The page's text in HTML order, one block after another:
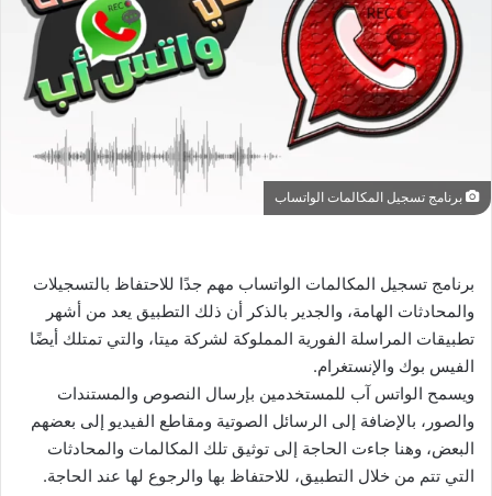
برنامج تسجيل المكالمات الواتساب
برنامج تسجيل المكالمات الواتساب مهم جدًا للاحتفاظ بالتسجيلات
والمحادثات الهامة، والجدير بالذكر أن ذلك التطبيق يعد من أشهر
تطبيقات المراسلة الفورية المملوكة لشركة ميتا، والتي تمتلك أيضًا
الفيس بوك والإنستغرام.
ويسمح الواتس آب للمستخدمين بإرسال النصوص والمستندات
والصور، بالإضافة إلى الرسائل الصوتية ومقاطع الفيديو إلى بعضهم
البعض، وهنا جاءت الحاجة إلى توثيق تلك المكالمات والمحادثات
التي تتم من خلال التطبيق، للاحتفاظ بها والرجوع لها عند الحاجة.